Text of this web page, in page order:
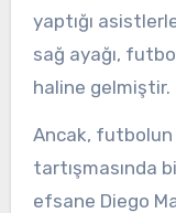
yaptığı
sağ ayağı,
haline gelmiştir.
Ancak, futbolun
tartışmasında
efsane Diego